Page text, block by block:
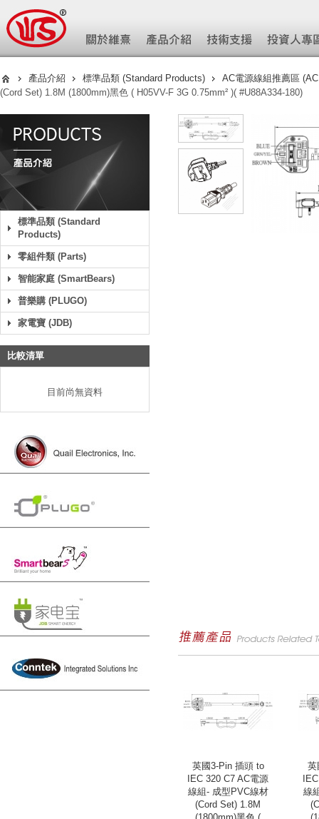
產品介紹 標準品類 (Standard Products)
AC電源線組推薦區
(Cord Set) 1.8M (1800mm)黑色 ( H05VV-F 3G 0.75mm² )( #U88A334-180)
標準品類 (Standard
Products)
零組件類 (Parts)
智能家庭 (SmartBears)
普樂購 (PLUGO)
家電寶 (JDB)
比較清單
目前尚無資料
英國3-Pin 插頭 to
IEC 320 C7 AC電源
線組- 成型PVC線材
(Cord Set) 1.8M
英
線